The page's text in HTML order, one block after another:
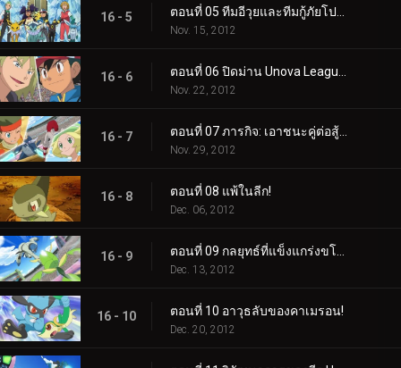
16 - 5
Nov. 15, 2012
16 - 6
Nov. 22, 2012
16 - 7
Nov. 29, 2012
16 - 8 ตอนที่ 08 แพ้ในลีก!
Dec. 06, 2012
16 - 9
Dec. 13, 2012
16 - 10 ตอนที่ 10 อาวุธลับของคาเมรอน!
Dec. 20, 2012